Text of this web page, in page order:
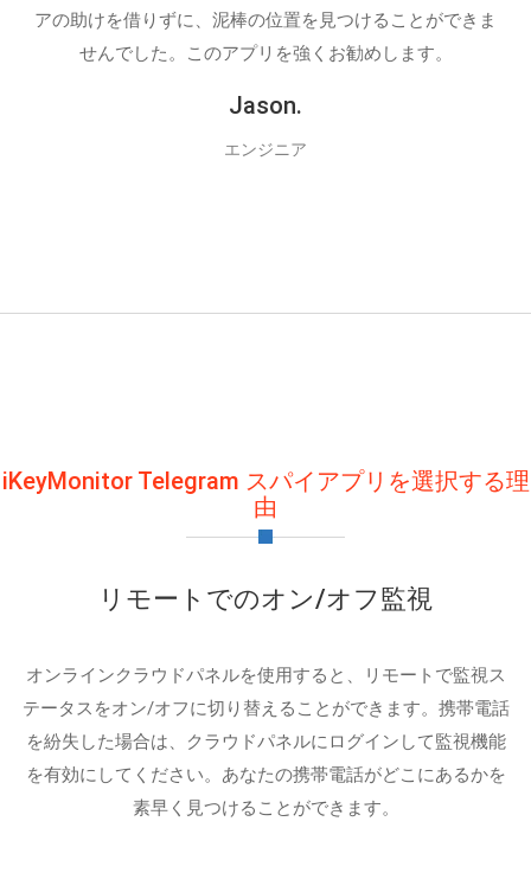
アの助けを借りずに、泥棒の位置を見つけることができま
せんでした。このアプリを強くお勧めします。
Jason.
エンジニア
iKeyMonitor Telegram スパイアプリを選択する理
由
リモートでのオン/オフ監視
オンラインクラウドパネルを使用すると、リモートで監視ス
テータスをオン/オフに切り替えることができます。携帯電話
を紛失した場合は、クラウドパネルにログインして監視機能
を有効にしてください。あなたの携帯電話がどこにあるかを
素早く見つけることができます。